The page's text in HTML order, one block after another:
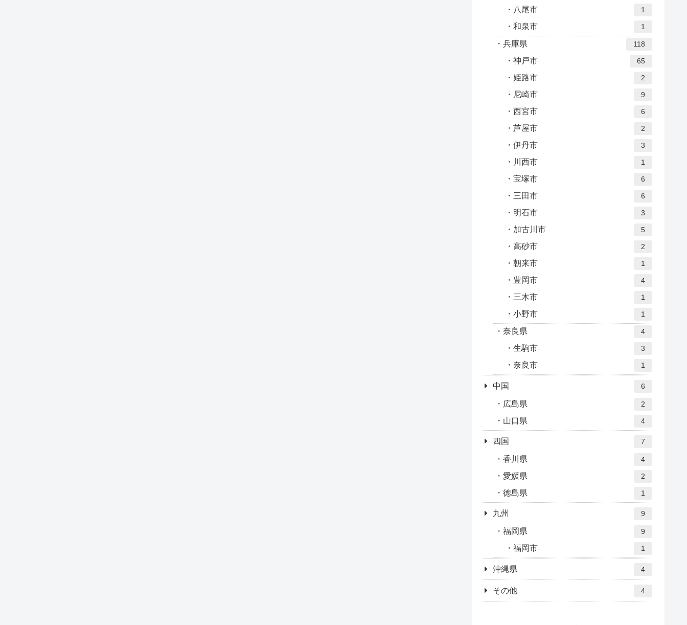
八尾市 1
和泉市 1
兵庫県 118
神戸市 65
姫路市 2
尼崎市 9
西宮市 6
芦屋市 2
伊丹市 3
川西市 1
宝塚市 6
三田市 6
明石市 3
加古川市 5
高砂市 2
朝来市 1
豊岡市 4
三木市 1
小野市 1
奈良県 4
生駒市 3
奈良市 1
中国 6
広島県 2
山口県 4
四国 7
香川県 4
愛媛県 2
徳島県 1
九州 9
福岡県 9
福岡市 1
沖縄県 4
その他 4